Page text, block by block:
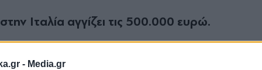
- Media.gr
Ιταλία αγγίζει τις 500.000 ευρώ.
ένα νέο κεφάλαιο που